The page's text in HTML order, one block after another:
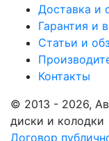
Доставка и
Гарантия и
Статьи и
Контакты
© 2013 - 2026,
диски и колодки
Договор